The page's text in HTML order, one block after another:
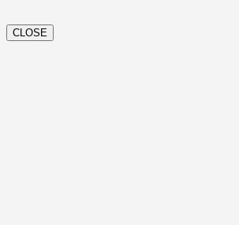
CLOSE